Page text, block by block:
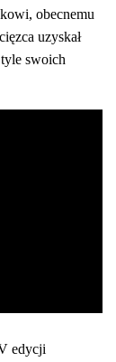
obecnemu
uzyskał
swoich
edycji